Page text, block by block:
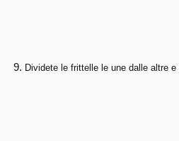
Dividete le frittelle le une dalle altre